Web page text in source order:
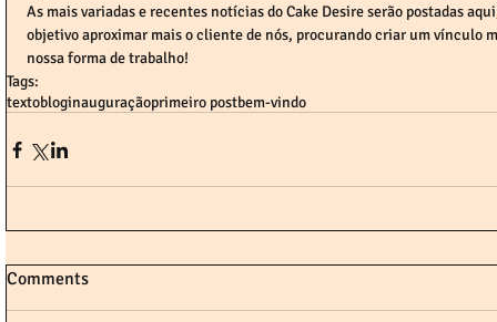
As mais variadas e recentes notícias do Cake Desire serão postadas
objetivo aproximar mais o cliente de nós, procurando criar um vínculo
nossa forma de trabalho!
Tags:
textobloginauguraçãoprimeiro postbem-vindo
Comments